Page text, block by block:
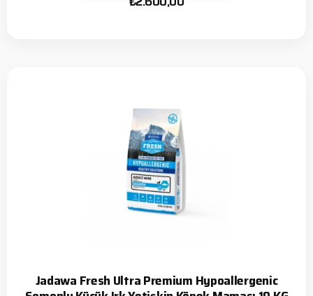
Jadawa Fresh Ultra Premium Hypoallergenic